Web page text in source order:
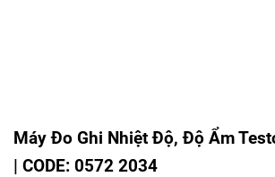
Máy Đo Ghi Nhiệt Độ, Độ Ẩm
| CODE: 0572 2034